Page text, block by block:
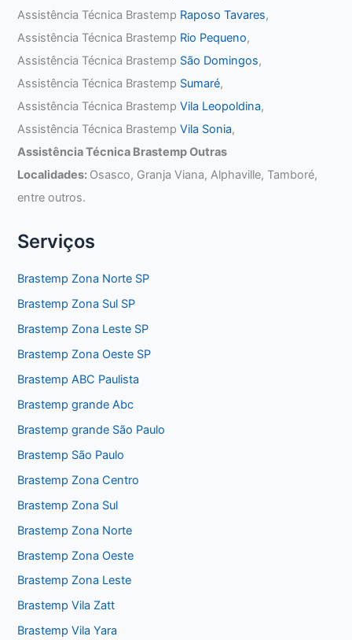
Assistência Técnica Brastemp Raposo Tavares,
Assistência Técnica Brastemp Rio Pequeno,
Assistência Técnica Brastemp São Domingos,
Assistência Técnica Brastemp Sumaré,
Assistência Técnica BrastempVila Leopoldina,
Assistência Técnica BrastempVila Sonia,
Assistência Técnica Brastemp Outras
Localidades: Osasco, Granja Viana, Alphaville, Tamboré,
entre outros.
Serviços
Brastemp Zona Norte SP
Brastemp Zona Sul SP
Brastemp Zona Leste SP
Brastemp Zona Oeste SP
Brastemp ABC Paulista
Brastemp grande Abc
Brastemp grande São Paulo
Brastemp São Paulo
Brastemp Zona Centro
Brastemp Zona Sul
Brastemp Zona Norte
Brastemp Zona Oeste
Brastemp Zona Leste
Brastemp Vila Zatt
Brastemp Vila Yara